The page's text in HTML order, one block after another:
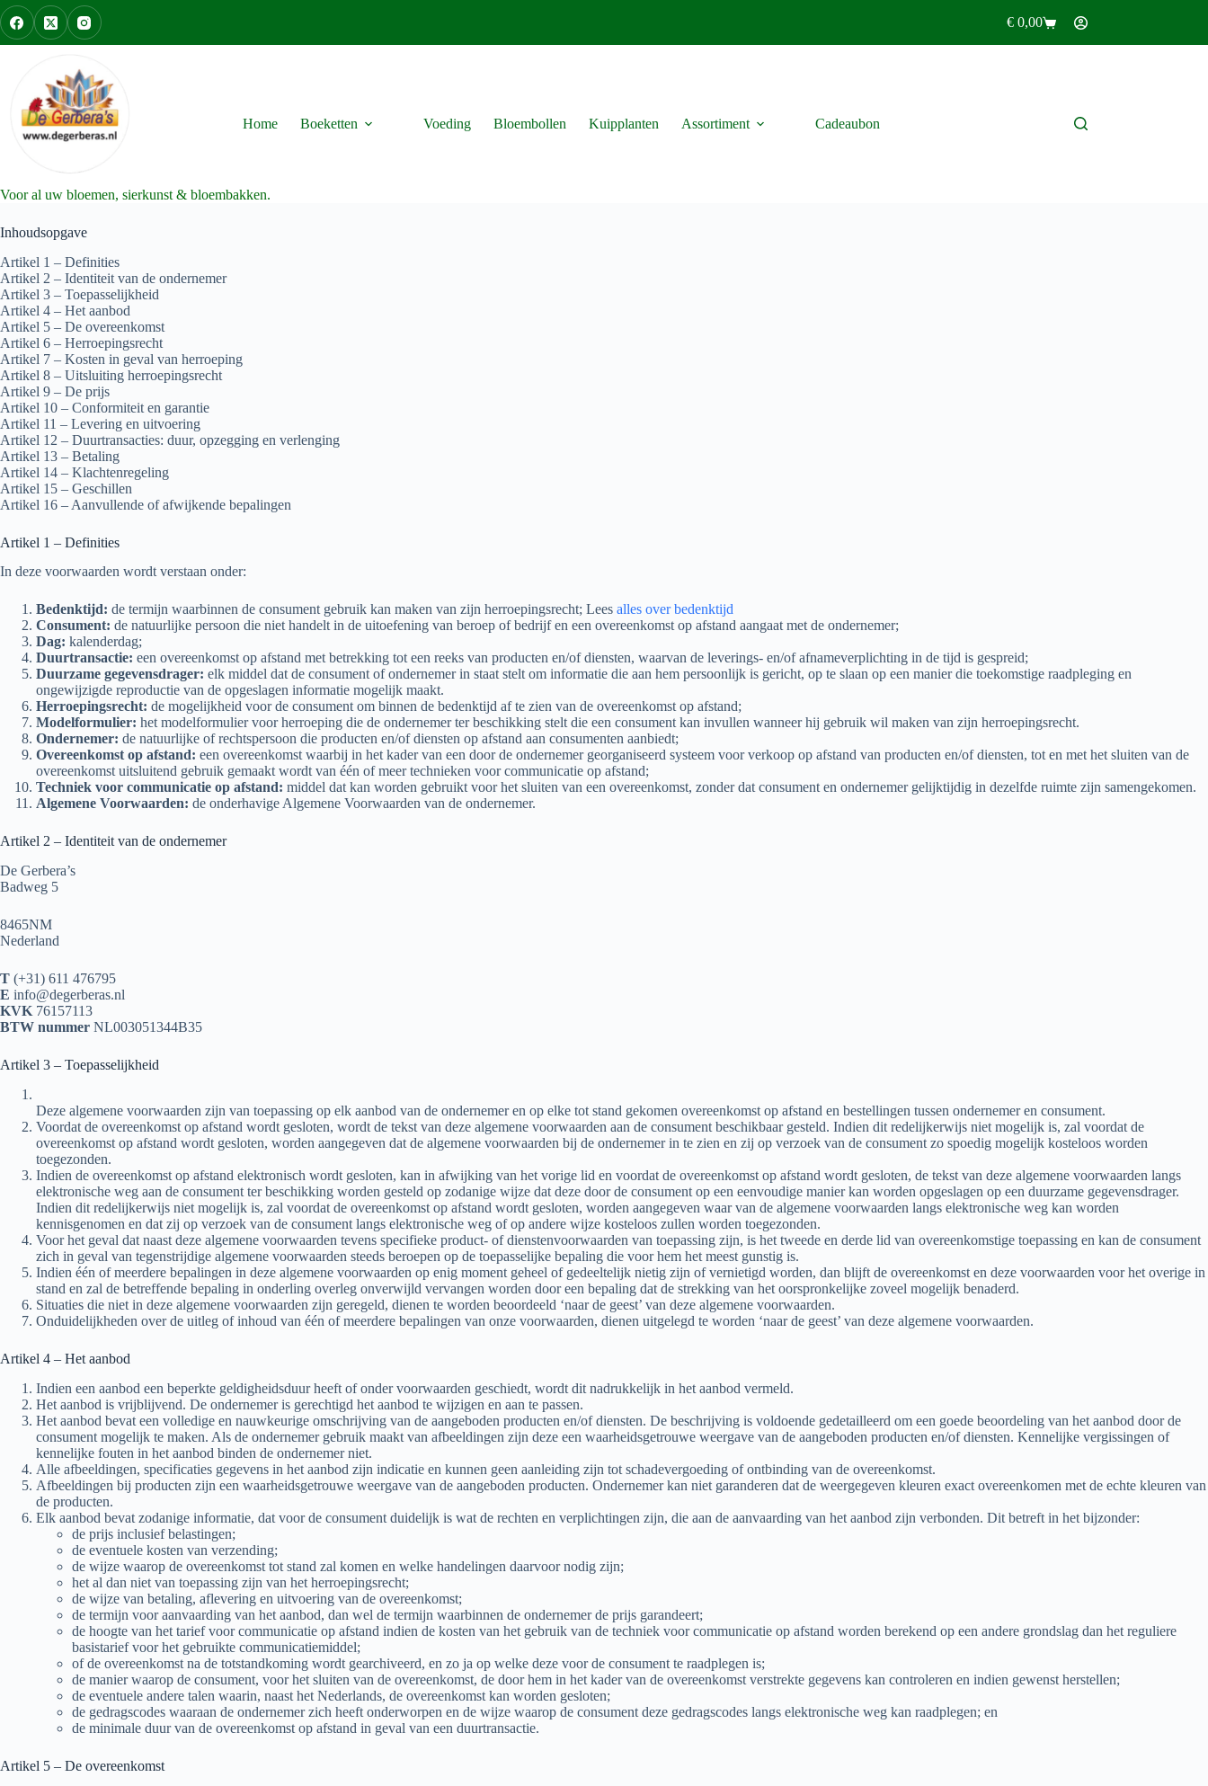
Ga
naar
de
Winkelwagen
€0,00
Voor al uw bloemen, sierkunst & bloembakken.
Home Boeketten Voeding Bloembollen Kuipplanten Assortiment Cadeaubon
Inhoudsopgave
Artikel 1 – Definities
Artikel 2 – Identiteit van de ondernemer
Artikel 3 – Toepasselijkheid
Artikel 4 – Het aanbod
Artikel 5 – De overeenkomst
Artikel 6 – Herroepingsrecht
Artikel 7 – Kosten in geval van herroeping
Artikel 8 – Uitsluiting herroepingsrecht
Artikel 9 – De prijs
Artikel 10 – Conformiteit en garantie
Artikel 11 – Levering en uitvoering
Artikel 12 – Duurtransacties: duur, opzegging en verlenging
Artikel 13 – Betaling
Artikel 14 – Klachtenregeling
Artikel 15 – Geschillen
Artikel 16 – Aanvullende of afwijkende bepalingen
Artikel 1 – Definities
In deze voorwaarden wordt verstaan onder:
Bedenktijd: de termijn waarbinnen de consument gebruik kan maken van zijn herroepingsrecht; Lees alles over bedenktijd
Consument: de natuurlijke persoon die niet handelt in de uitoefening van beroep of bedrijf en een overeenkomst op afstand aangaat met de ondernemer;
Dag: kalenderdag;
Duurtransactie: een overeenkomst op afstand met betrekking tot een reeks van producten en/of diensten, waarvan de leverings- en/of afnameverplichting in de tijd is gespreid;
Duurzame gegevensdrager: elk middel dat de consument of ondernemer in staat stelt om informatie die aan hem persoonlijk is gericht, op te slaan op een manier die toekomstige raadpleging en
ongewijzigde reproductie van de opgeslagen informatie mogelijk maakt.
Herroepingsrecht: de mogelijkheid voor de consument om binnen de bedenktijd af te zien van de overeenkomst op afstand;
Modelformulier: het modelformulier voor herroeping die de ondernemer ter beschikking stelt die een consument kan invullen wanneer hij gebruik wil maken van zijn herroepingsrecht.
Ondernemer: de natuurlijke of rechtspersoon die producten en/of diensten op afstand aan consumenten aanbiedt;
Overeenkomst op afstand: een overeenkomst waarbij in het kader van een door de ondernemer georganiseerd systeem voor verkoop op afstand van producten en/of diensten, tot en met het sluiten van de
overeenkomst uitsluitend gebruik gemaakt wordt van één of meer technieken voor communicatie op afstand;
Techniek voor communicatie op afstand: middel dat kan worden gebruikt voor het sluiten van een overeenkomst, zonder dat consument en ondernemer gelijktijdig in dezelfde ruimte zijn samengekomen.
Algemene Voorwaarden: de onderhavige Algemene Voorwaarden van de ondernemer.
Artikel 2 – Identiteit van de ondernemer
De Gerbera’s
Badweg 5
8465NM
Nederland
T (+31) 611 476795
E info@degerberas.nl
KVK 76157113
BTW nummer NL003051344B35
Artikel 3 – Toepasselijkheid
Deze algemene voorwaarden zijn van toepassing op elk aanbod van de ondernemer en op elke tot stand gekomen overeenkomst op afstand en bestellingen tussen ondernemer en consument.
Voordat de overeenkomst op afstand wordt gesloten, wordt de tekst van deze algemene voorwaarden aan de consument beschikbaar gesteld. Indien dit redelijkerwijs niet mogelijk is, zal voordat de
overeenkomst op afstand wordt gesloten, worden aangegeven dat de algemene voorwaarden bij de ondernemer in te zien en zij op verzoek van de consument zo spoedig mogelijk kosteloos worden
toegezonden.
Indien de overeenkomst op afstand elektronisch wordt gesloten, kan in afwijking van het vorige lid en voordat de overeenkomst op afstand wordt gesloten, de tekst van deze algemene voorwaarden langs
elektronische weg aan de consument ter beschikking worden gesteld op zodanige wijze dat deze door de consument op een eenvoudige manier kan worden opgeslagen op een duurzame gegevensdrager.
Indien dit redelijkerwijs niet mogelijk is, zal voordat de overeenkomst op afstand wordt gesloten, worden aangegeven waar van de algemene voorwaarden langs elektronische weg kan worden
kennisgenomen en dat zij op verzoek van de consument langs elektronische weg of op andere wijze kosteloos zullen worden toegezonden.
Voor het geval dat naast deze algemene voorwaarden tevens specifieke product- of dienstenvoorwaarden van toepassing zijn, is het tweede en derde lid van overeenkomstige toepassing en kan de consument
zich in geval van tegenstrijdige algemene voorwaarden steeds beroepen op de toepasselijke bepaling die voor hem het meest gunstig is.
Indien één of meerdere bepalingen in deze algemene voorwaarden op enig moment geheel of gedeeltelijk nietig zijn of vernietigd worden, dan blijft de overeenkomst en deze voorwaarden voor het overige in
stand en zal de betreffende bepaling in onderling overleg onverwijld vervangen worden door een bepaling dat de strekking van het oorspronkelijke zoveel mogelijk benaderd.
Situaties die niet in deze algemene voorwaarden zijn geregeld, dienen te worden beoordeeld ‘naar de geest’ van deze algemene voorwaarden.
Onduidelijkheden over de uitleg of inhoud van één of meerdere bepalingen van onze voorwaarden, dienen uitgelegd te worden ‘naar de geest’ van deze algemene voorwaarden.
Artikel 4 – Het aanbod
Indien een aanbod een beperkte geldigheidsduur heeft of onder voorwaarden geschiedt, wordt dit nadrukkelijk in het aanbod vermeld.
Het aanbod is vrijblijvend. De ondernemer is gerechtigd het aanbod te wijzigen en aan te passen.
Het aanbod bevat een volledige en nauwkeurige omschrijving van de aangeboden producten en/of diensten. De beschrijving is voldoende gedetailleerd om een goede beoordeling van het aanbod door de
consument mogelijk te maken. Als de ondernemer gebruik maakt van afbeeldingen zijn deze een waarheidsgetrouwe weergave van de aangeboden producten en/of diensten. Kennelijke vergissingen of
kennelijke fouten in het aanbod binden de ondernemer niet.
Alle afbeeldingen, specificaties gegevens in het aanbod zijn indicatie en kunnen geen aanleiding zijn tot schadevergoeding of ontbinding van de overeenkomst.
Afbeeldingen bij producten zijn een waarheidsgetrouwe weergave van de aangeboden producten. Ondernemer kan niet garanderen dat de weergegeven kleuren exact overeenkomen met de echte kleuren van
de producten.
Elk aanbod bevat zodanige informatie, dat voor de consument duidelijk is wat de rechten en verplichtingen zijn, die aan de aanvaarding van het aanbod zijn verbonden. Dit betreft in het bijzonder:
de prijs inclusief belastingen;
de eventuele kosten van verzending;
de wijze waarop de overeenkomst tot stand zal komen en welke handelingen daarvoor nodig zijn;
het al dan niet van toepassing zijn van het herroepingsrecht;
de wijze van betaling, aflevering en uitvoering van de overeenkomst;
de termijn voor aanvaarding van het aanbod, dan wel de termijn waarbinnen de ondernemer de prijs garandeert;
de hoogte van het tarief voor communicatie op afstand indien de kosten van het gebruik van de techniek voor communicatie op afstand worden berekend op een andere grondslag dan het reguliere
basistarief voor het gebruikte communicatiemiddel;
of de overeenkomst na de totstandkoming wordt gearchiveerd, en zo ja op welke deze voor de consument te raadplegen is;
de manier waarop de consument, voor het sluiten van de overeenkomst, de door hem in het kader van de overeenkomst verstrekte gegevens kan controleren en indien gewenst herstellen;
de eventuele andere talen waarin, naast het Nederlands, de overeenkomst kan worden gesloten;
de gedragscodes waaraan de ondernemer zich heeft onderworpen en de wijze waarop de consument deze gedragscodes langs elektronische weg kan raadplegen; en
de minimale duur van de overeenkomst op afstand in geval van een duurtransactie.
Artikel 5 – De overeenkomst